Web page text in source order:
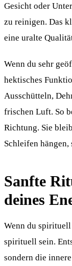
Gesicht oder
zu reinigen. Das
eine uralte
Wenn du sehr
hektisches
Ausschütteln,
frischen Luft. So
Richtung. Sie
Schleifen
Sanfte
deines
Wenn du
spirituell sein.
sondern die